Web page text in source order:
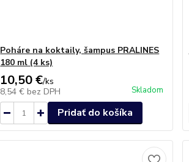
Poháre na koktaily, šampus PRALINES
180 ml (4 ks)
10,50 €/ks
8,54 € bez DPH Skladom
Pridať do košíka